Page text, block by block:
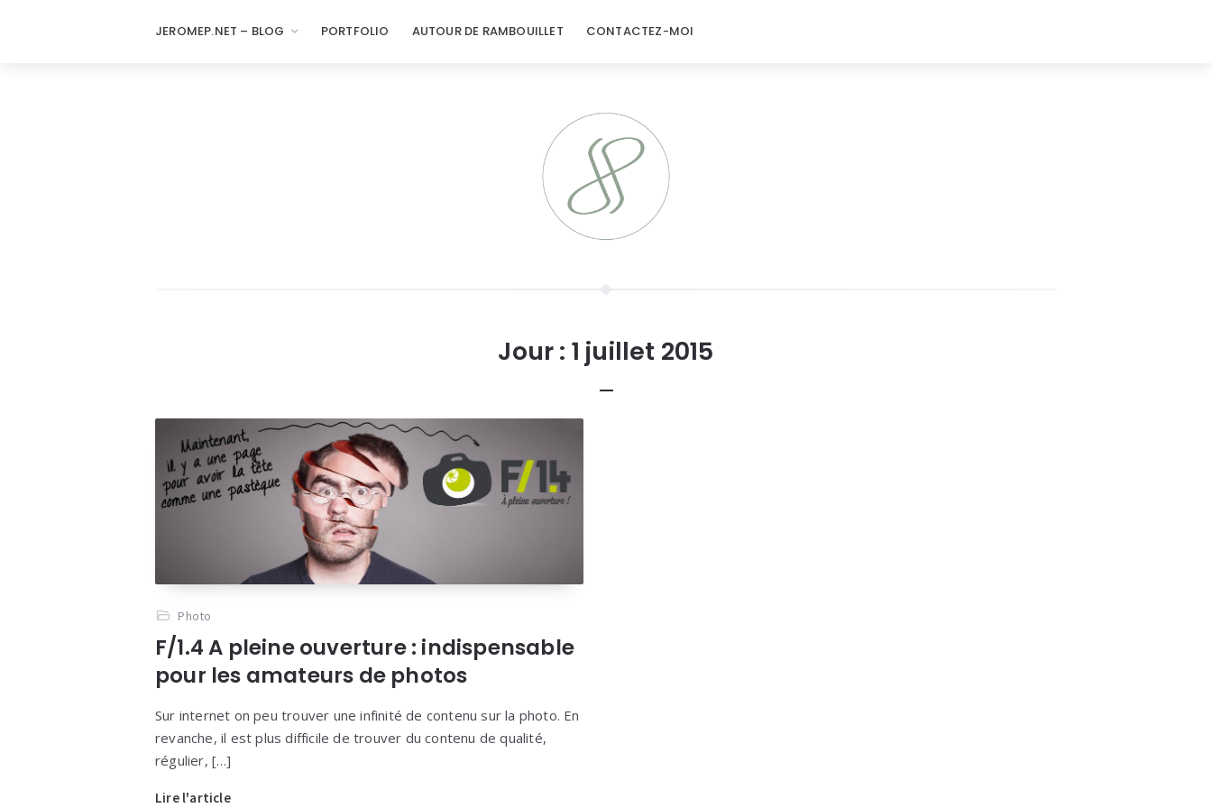
JEROMEP.NET – BLOG PORTFOLIO AUTOUR DE RAMBOUILLET CONTACTEZ-MOI
Jour : 1 juillet 2015
Photo
F/1.4 A pleine ouverture : indispensable
pour les amateurs de photos
Sur internet on peu trouver une infinité de contenu sur la photo. En
revanche, il est plus difficile de trouver du contenu de qualité,
régulier, […]
Lire l'article